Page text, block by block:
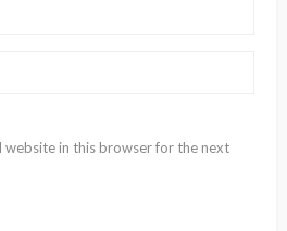
website in this browser for the next